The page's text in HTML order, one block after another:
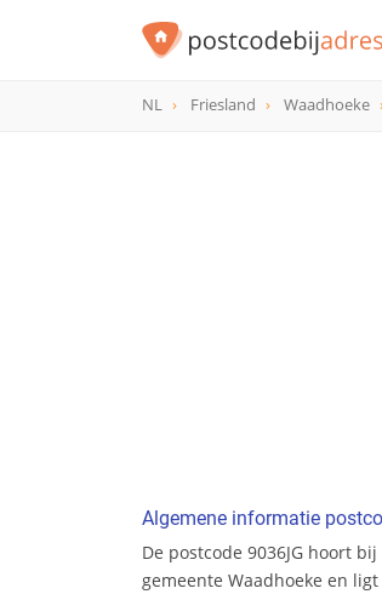
NL Friesland Waadhoeke
Algemene informatie
De postcode 9036JG hoort
gemeente Waadhoeke en